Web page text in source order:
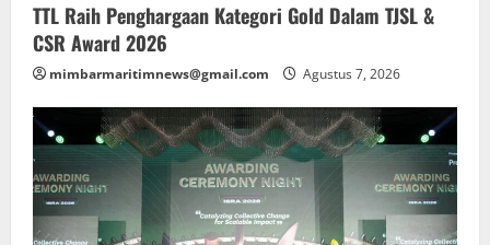
TTL Raih Penghargaan Kategori Gold Dalam TJSL &
CSR Award 2026
mimbarmaritimnews@gmail.com Agustus 7, 2026